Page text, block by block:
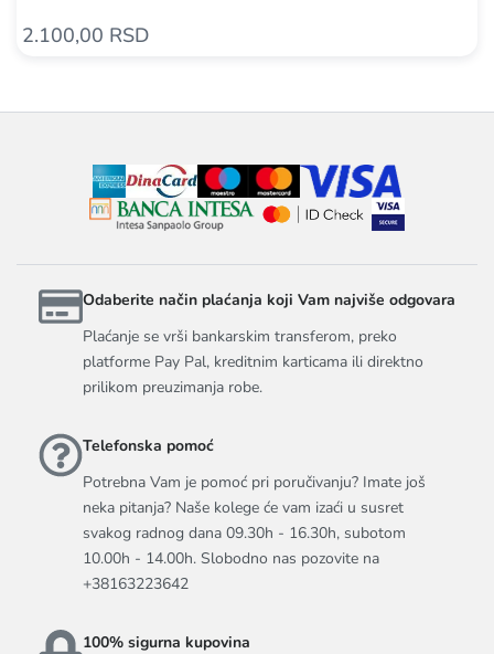
2.100,00 RSD
Odaberite način plaćanja koji Vam najviše odgovara
Plaćanje se vrši bankarskim transferom, preko
platforme Pay Pal, kreditnim karticama ili direktno
prilikom preuzimanja robe.
Telefonska pomoć
Potrebna Vam je pomoć pri poručivanju? Imate još
neka pitanja? Naše kolege će vam izaći u susret
svakog radnog dana 09.30h - 16.30h, subotom
10.00h - 14.00h. Slobodno nas pozovite na
+38163223642
100% sigurna kupovina